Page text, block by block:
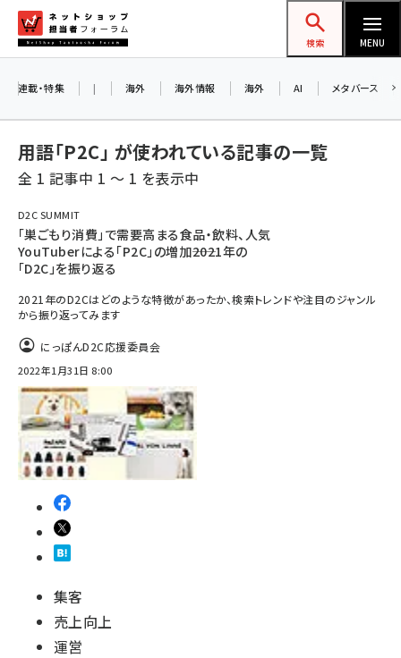
ン
ネットショップ担当者フォーラム
検索 MENU
yahoo (1905)
楽天 (1873)
ecbeing (1210)
base (1079)
ビィ・フォアード (776)
revico (744)
連載・特集 | 海外 海外情報 海外 AI メタバース
用語「P2C」 が使われている記事の一覧
全 1 記事中 1 ～ 1 を表示中
D2C SUMMIT
「巣ごもり消費」で需要高まる食品・飲料、人気
YouTuberによる「P2C」の増加――2021年の
「D2C」を振り返る
2021年のD2Cはどのような特徴があったか、検索トレンドや注目のジャンル
から振り返ってみます
にっぽんD2C応援委員会
2022年1月31日 8:00
集客
売上向上
運営